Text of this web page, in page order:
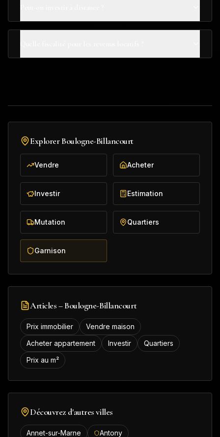
ExplorerBoulogne-Billancourt
Vendre Acheter
Investir Estimation
Mutation Quartiers
Garnison
Articles –Boulogne-Billancourt
Prix immobilier
Vendre maison
Acheter appartement
Investir
Quartiers
Prix au m²
Découvrez d'autres villes
Annet-sur-Marne
Antony